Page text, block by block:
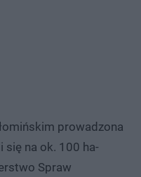
prowadzona
się na ok. 100 ha-
Spraw